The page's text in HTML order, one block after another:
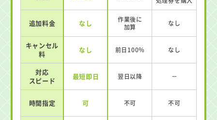
追加料金 なし
作業後に
加算
なし
キャンセル
料
なし 前日100％ なし
対応
スピード
最短即日 翌日以降 －
時間指定 可 不可 不可